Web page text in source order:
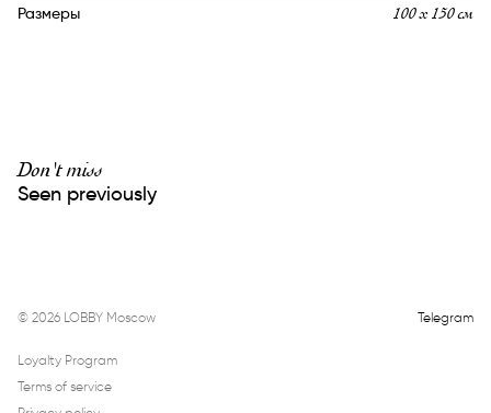
Размеры 100 х 150 см
Don't miss
Seen previously
© 2026 LOBBY Moscow Telegram
Loyalty Program
Terms of service